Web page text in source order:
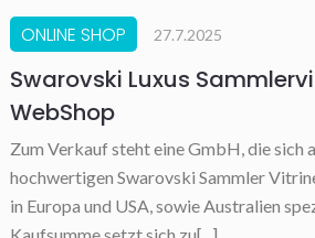
ONLINE SHOP 27.7.2025
Swarovski Luxus
WebShop
Zum Verkauf steht eine GmbH, die sich
hochwertigen Swarovski Sammler
in Europa und USA, sowie Australien